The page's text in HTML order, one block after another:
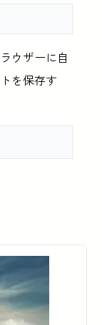
ウザーに自
を保存す